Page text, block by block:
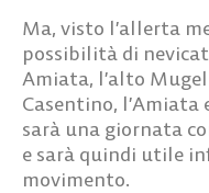
Ma, visto l’allerta
possibilità di
Amiata, l’alto
Casentino, l’Amiata
sarà una giornata
e sarà quindi utile
movimento.